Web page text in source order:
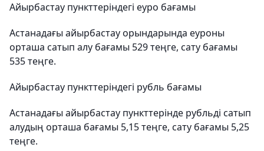
Айырбастау пункттеріндегі еуро бағамы
Астанадағы айырбастау орындарында еуроны
орташа сатып алу бағамы 529 теңге, сату бағамы
535 теңге.
Айырбастау пункттеріндегі рубль бағамы
Астанадағы айырбастау пункттерінде рубльді сатып
алудың орташа бағамы 5,15 теңге, сату бағамы 5,25
теңге.